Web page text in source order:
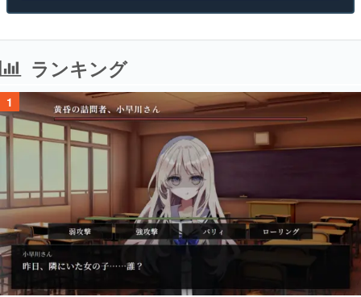
ランキング
1